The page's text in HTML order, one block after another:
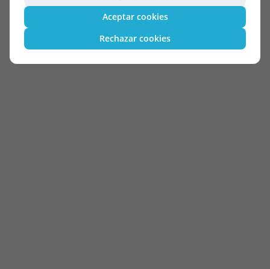
Aceptar cookies
Rechazar cookies